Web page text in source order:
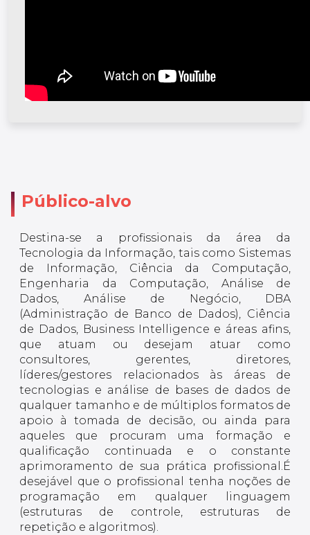
Público-alvo
Destina-se a profissionais da área da
Tecnologia da Informação, tais como Sistemas
de Informação, Ciência da Computação,
Engenharia da Computação, Análise de
Dados, Análise de Negócio, DBA
(Administração de Banco de Dados), Ciência
de Dados, Business Intelligence e áreas afins,
que atuam ou desejam atuar como
consultores, gerentes, diretores,
líderes/gestores relacionados às áreas de
tecnologias e análise de bases de dados de
qualquer tamanho e de múltiplos formatos de
apoio à tomada de decisão, ou ainda para
aqueles que procuram uma formação e
qualificação continuada e o constante
aprimoramento de sua prática profissional.É
desejável que o profissional tenha noções de
programação em qualquer linguagem
(estruturas de controle, estruturas de
repetição e algoritmos).